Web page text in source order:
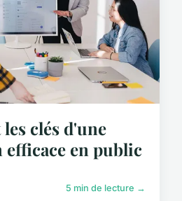
clés d'une
en public
5 min de lecture →